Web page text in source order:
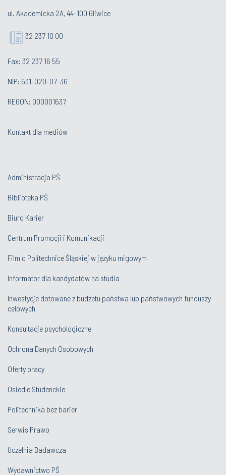
ul. Akademicka 2A, 44-100 Gliwice
32 237 10 00
Fax: 32 237 16 55
NIP: 631-020-07-36
REGON: 000001637
Kontakt dla mediów
Administracja PŚ
Biblioteka PŚ
Biuro Karier
Centrum Promocji i Komunikacji
Film o Politechnice Śląskiej w języku migowym
Informator dla kandydatów na studia
Inwestycje dotowane z budżetu państwa lub państwowych funduszy
celowych
Konsultacje psychologiczne
Ochrona Danych Osobowych
Oferty pracy
Osiedle Studenckie
Politechnika bez barier
Serwis Prawo
Uczelnia Badawcza
Wydawnictwo PŚ